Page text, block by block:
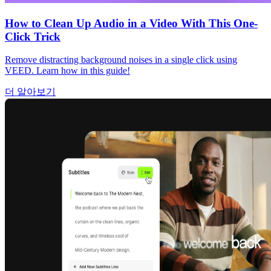
How to Clean Up Audio in a Video With This One-
Click Trick
Remove distracting background noises in a single click using
VEED. Learn how in this guide!
더 알아보기